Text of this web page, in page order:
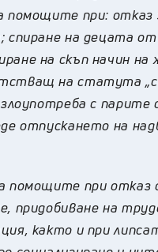
помощите при: отказ
спиране на децата
на скъп начин на
на статута
злоупотреба с парите
отпускането на
помощите при отказ
придобиване на
както и при